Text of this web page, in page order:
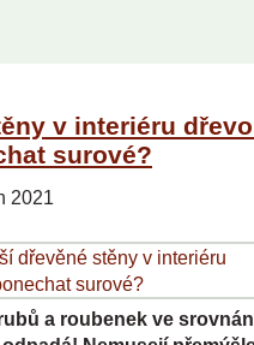
v interiéru
surové?
2021
a roubenek ve